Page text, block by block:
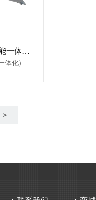
测地型GNSS接收机（太阳能一体化）
体化）
＞